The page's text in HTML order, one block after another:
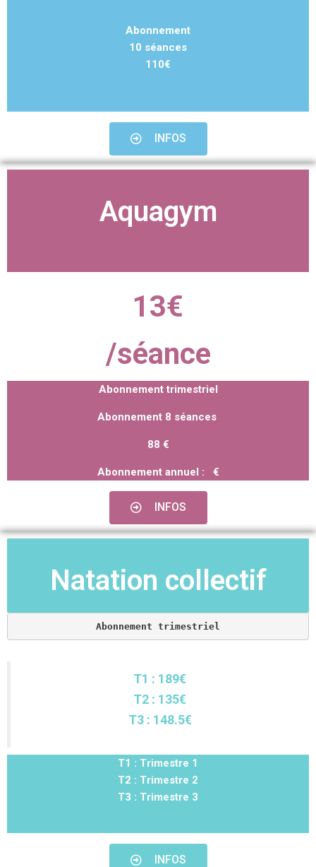
Abonnement
10 séances
110€
INFOS
Aquagym
13€
/séance
Abonnement trimestriel
Abonnement 8 séances
88 €
Abonnement annuel : €
INFOS
Natation collectif
Abonnement trimestriel
T1 : 189€
T2 : 135€
T3 : 148.5€
T1 : Trimestre 1
T2 : Trimestre 2
T3 : Trimestre 3
INFOS